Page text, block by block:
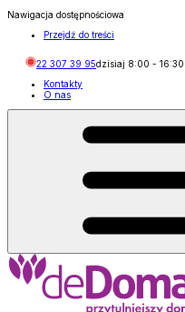
Nawigacja dostępnościowa
Przejdź do treści
22 307 39 95dzisiaj 8:00 - 16:30
Kontakty
O nas